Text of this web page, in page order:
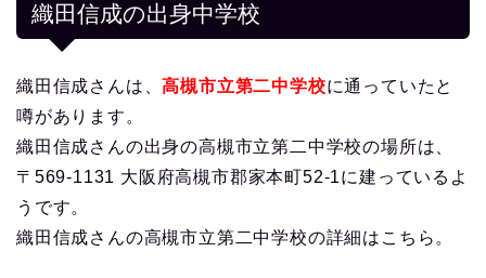
織田信成の出身中学校
織田信成さんは、高槻市立第二中学校に通っていたと
噂があります。
織田信成さんの出身の高槻市立第二中学校の場所は、
〒569-1131 大阪府高槻市郡家本町52-1に建っているよ
うです。
織田信成さんの高槻市立第二中学校の詳細はこちら。